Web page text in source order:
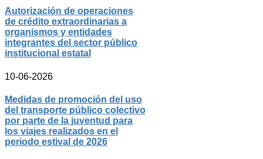
Autorización de operaciones
de crédito extraordinarias a
organismos y entidades
integrantes del sector público
institucional estatal
10-06-2026
Medidas de promoción del uso
del transporte público colectivo
por parte de la juventud para
los viajes realizados en el
periodo estival de 2026